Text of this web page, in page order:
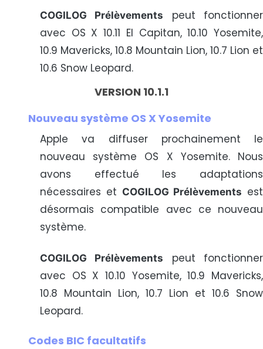
COGILOG Prélèvements
peut fonctionner
avec OS X 10.11 El Capitan, 10.10 Yosemite,
10.9 Mavericks, 10.8 Mountain Lion, 10.7 Lion et
10.6 Snow Leopard.
VERSION 10.1.1
Nouveau système OS X Yosemite
Apple va diffuser prochainement le
nouveau système OS X Yosemite. Nous
avons effectué les adaptations
nécessaires et COGILOG Prélèvements est
désormais compatible avec ce nouveau
système.
COGILOG Prélèvements
peut fonctionner
avec OS X 10.10 Yosemite, 10.9 Mavericks,
10.8 Mountain Lion, 10.7 Lion et 10.6 Snow
Leopard.
Codes BIC facultatifs